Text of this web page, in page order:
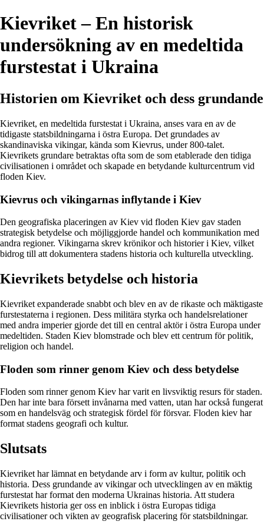
Kievriket – En historisk
undersökning av en medeltida
furstestat i Ukraina
Historien om Kievriket och dess grundande
Kievriket, en medeltida furstestat i Ukraina, anses vara en av de
tidigaste statsbildningarna i östra Europa. Det grundades av
skandinaviska vikingar, kända som Kievrus, under 800-talet.
Kievrikets grundare betraktas ofta som de som etablerade den tidiga
civilisationen i området och skapade en betydande kulturcentrum vid
floden Kiev.
Kievrus och vikingarnas inflytande i Kiev
Den geografiska placeringen av Kiev vid floden Kiev gav staden
strategisk betydelse och möjliggjorde handel och kommunikation med
andra regioner. Vikingarna skrev krönikor och historier i Kiev, vilket
bidrog till att dokumentera stadens historia och kulturella utveckling.
Kievrikets betydelse och historia
Kievriket expanderade snabbt och blev en av de rikaste och mäktigaste
furstestaterna i regionen. Dess militära styrka och handelsrelationer
med andra imperier gjorde det till en central aktör i östra Europa under
medeltiden. Staden Kiev blomstrade och blev ett centrum för politik,
religion och handel.
Floden som rinner genom Kiev och dess betydelse
Floden som rinner genom Kiev har varit en livsviktig resurs för staden.
Den har inte bara försett invånarna med vatten, utan har också fungerat
som en handelsväg och strategisk fördel för försvar. Floden kiev har
format stadens geografi och kultur.
Slutsats
Kievriket har lämnat en betydande arv i form av kultur, politik och
historia. Dess grundande av vikingar och utvecklingen av en mäktig
furstestat har format den moderna Ukrainas historia. Att studera
Kievrikets historia ger oss en inblick i östra Europas tidiga
civilisationer och vikten av geografisk placering för statsbildningar.